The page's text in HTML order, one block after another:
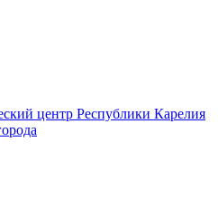
центр Республики Карелия